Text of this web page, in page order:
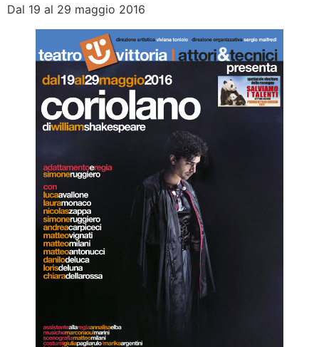
Dal 19 al 29 maggio 2016